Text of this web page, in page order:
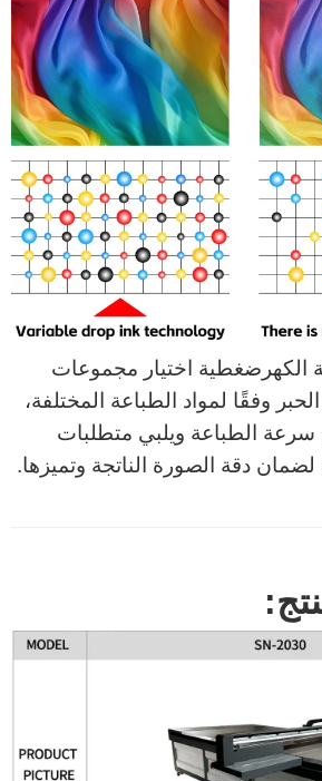
الكهرضغطية اختيار مجموعات
وفقًا لمواد الطباعة المختلفة،
الطباعة ويلبي متطلبات
دقة الصورة الناتجة وتميزها.